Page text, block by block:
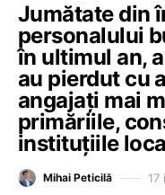
Jumătate din
personalului
în ultimul an,
au pierdut cu
angajați mai
primăriile,
instituțiile
Mihai Peticilă 17